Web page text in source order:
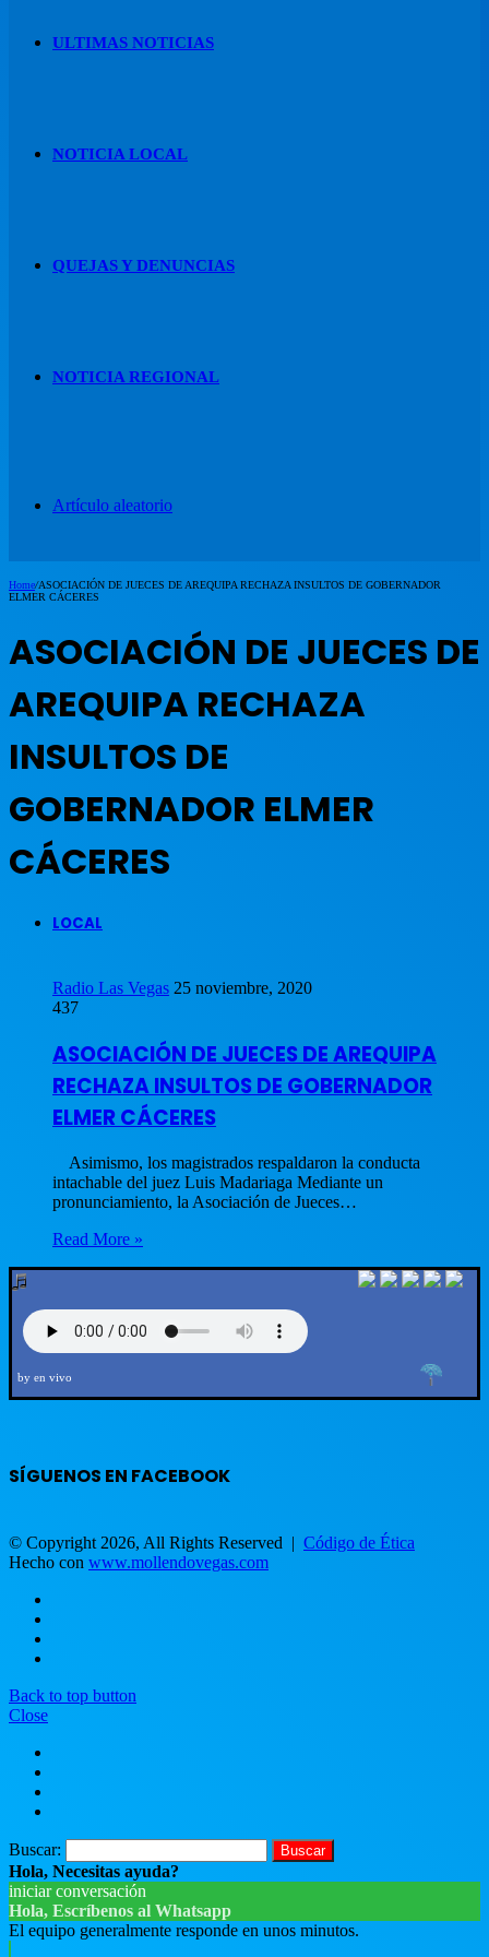
ULTIMAS NOTICIAS
NOTICIA LOCAL
QUEJAS Y DENUNCIAS
NOTICIA REGIONAL
Artículo aleatorio
Home/ASOCIACIÓN DE JUECES DE AREQUIPA RECHAZA INSULTOS DE GOBERNADOR
ELMER CÁCERES
ASOCIACIÓN DE JUECES DE
AREQUIPA RECHAZA
INSULTOS DE
GOBERNADOR ELMER
CÁCERES
LOCAL
Radio Las Vegas 25 noviembre, 2020
437
ASOCIACIÓN DE JUECES DE AREQUIPA
RECHAZA INSULTOS DE GOBERNADOR
ELMER CÁCERES
Asimismo, los magistrados respaldaron la conducta
intachable del juez Luis Madariaga Mediante un
pronunciamiento, la Asociación de Jueces…
Read More »
by en vivo
SÍGUENOS EN FACEBOOK
© Copyright 2026, All Rights Reserved | Código de Ética
Hecho con www.mollendovegas.com
Back to top button
Close
Buscar:
Hola, Necesitas ayuda?
iniciar conversación
Hola, Escríbenos al Whatsapp
El equipo generalmente responde en unos minutos.